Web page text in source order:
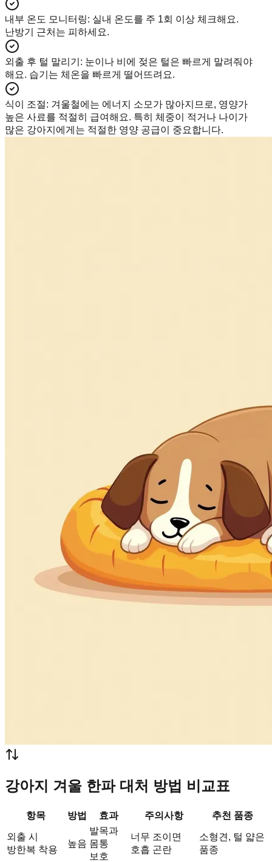
내부 온도 모니터링: 실내 온도를 주 1회 이상 체크해요.
난방기 근처는 피하세요.
외출 후 털 말리기 : 눈이나 비에 젖은 털은 빠르게 말려줘야
해요. 습기는 체온을 빠르게 떨어뜨려요.
식이 조절: 겨울철에는 에너지 소모가 많아지므로, 영양가
높은 사료를 적절히 급여해요. 특히 체중이 적거나 나이가
많은 강아지에게는 적절한 영양 공급이 중요합니다.
강아지 겨울 한파 대처 방법 비교표
항목 방법 효과 주의사항 추천 품종
외출 시
방한복 착용
높음
발목과
몸통
보호
너무 조이면
호흡 곤란
소형견, 털 얇은
품종